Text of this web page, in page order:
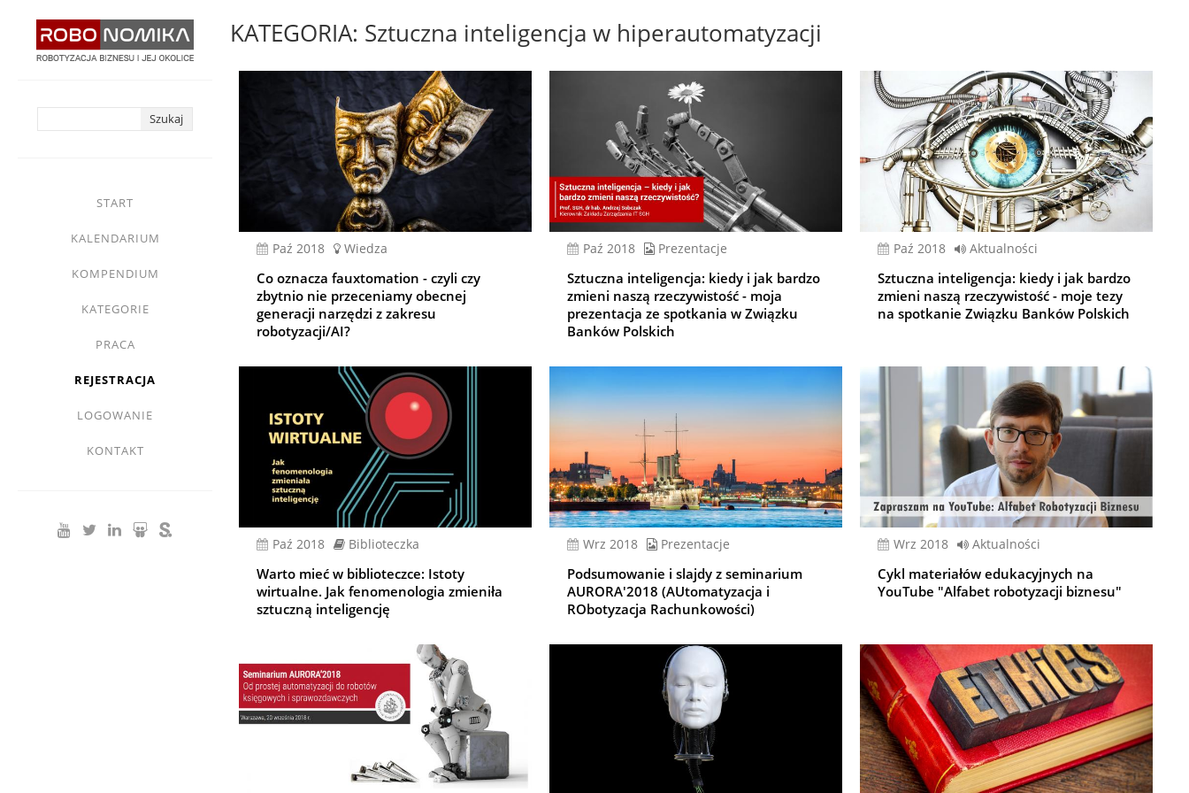
START
KALENDARIUM
KOMPENDIUM
KATEGORIE
PRACA
REJESTRACJA
LOGOWANIE
KONTAKT
KATEGORIA: Sztuczna inteligencja w hiperautomatyzacji
paź 2018 Wiedza
Co oznacza fauxtomation - czyli czy
zbytnio nie przeceniamy obecnej
generacji narzędzi z zakresu
robotyzacji/AI?
paź 2018 Prezentacje
Sztuczna inteligencja: kiedy i jak bardzo
zmieni naszą rzeczywistość - moja
prezentacja ze spotkania w Związku
Banków Polskich
paź 2018 Aktualności
Sztuczna inteligencja: kiedy i jak bardzo
zmieni naszą rzeczywistość - moje tezy
na spotkanie Związku Banków Polskich
paź 2018 Biblioteczka
Warto mieć w biblioteczce: Istoty
wirtualne. Jak fenomenologia zmieniła
sztuczną inteligencję
wrz 2018 Prezentacje
Podsumowanie i slajdy z seminarium
AURORA'2018 (AUtomatyzacja i
RObotyzacja Rachunkowości)
wrz 2018 Aktualności
Cykl materiałów edukacyjnych na
YouTube "Alfabet robotyzacji biznesu"